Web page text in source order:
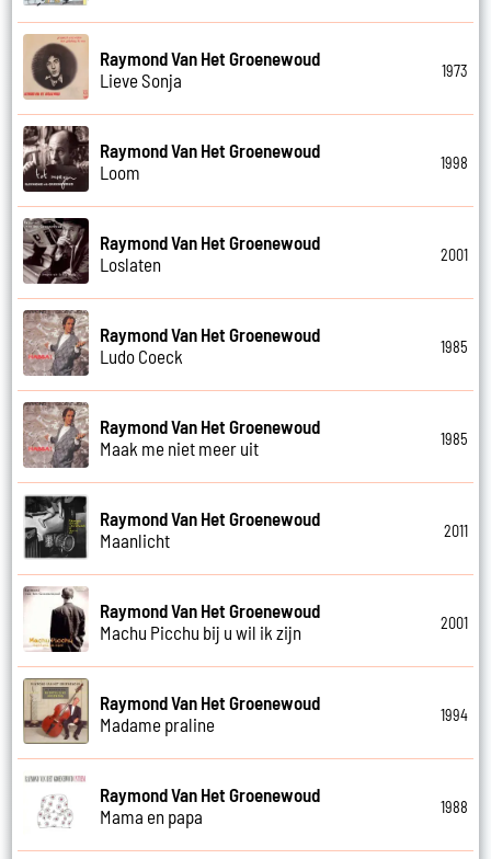
Raymond Van Het Groenewoud
Lieve Sonja
1973
Raymond Van Het Groenewoud
Loom
1998
Raymond Van Het Groenewoud
Loslaten
2001
Raymond Van Het Groenewoud
Ludo Coeck
1985
Raymond Van Het Groenewoud
Maak me niet meer uit
1985
Raymond Van Het Groenewoud
Maanlicht
2011
Raymond Van Het Groenewoud
Machu Picchu bij u wil ik zijn
2001
Raymond Van Het Groenewoud
Madame praline
1994
Raymond Van Het Groenewoud
Mama en papa
1988